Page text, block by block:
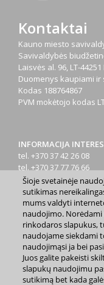
Kontaktai
Kauno miesto
Savivaldybės
Laisvės al. 96, LT-
Duomenys kaupiami ir
Kodas 188764867
PVM mokėtojo kodas
INFORMACIJA
tel. +370 37 42 26 08
tel. +370 37 77 76 66
tel. +370 660 07000
el. p.info@kaunas.lt
2023 m. Kauno miesto
www.kaunas.lt
Šioje svetainėje
sutikimas
mums valdyti
naudojimo.
rinkodaros slapukus,
naudojame siekdami
naudojimąsi ja bei
Juos galite pakeisti
slapukų naudojimu
sutikimą bet kada